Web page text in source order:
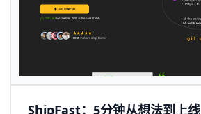
ShipFast：5分钟从想法到上线